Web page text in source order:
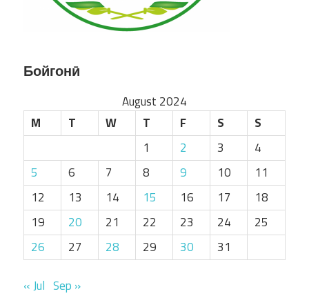
Бойгонӣ
August 2024
M
T W T F S
S
1
2 3
4
5
6 7 8 9 10
11
12
13 14 15 16 17
18
19
20 21 22 23 24
25
26
27 28 29 30 31
« Jul Sep »